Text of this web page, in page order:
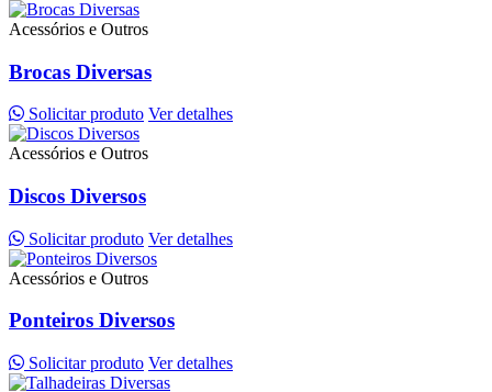
Acessórios e Outros
Brocas Diversas
Solicitar produto Ver detalhes
Acessórios e Outros
Discos Diversos
Solicitar produto Ver detalhes
Acessórios e Outros
Ponteiros Diversos
Solicitar produto Ver detalhes